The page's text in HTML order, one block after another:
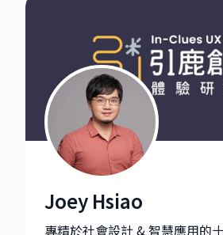
Joey Hsiao|UX Director at
Joey Hsiao
專精於社會設計 & 智慧應用的